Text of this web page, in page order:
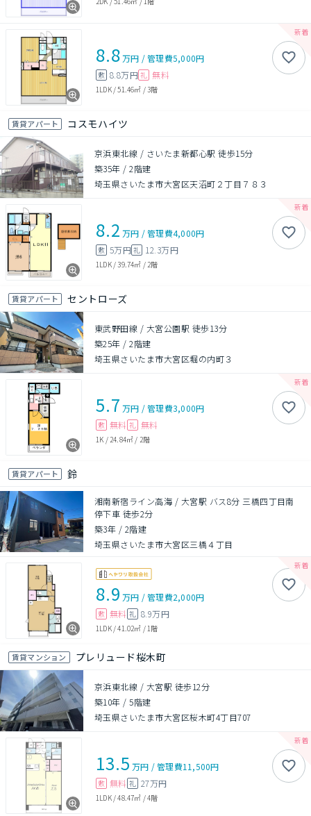
8.8万円 /管理費5,000円
敷 8.8万円 礼 無料
1LDK/51.46㎡ /3階
賃貸アパート コスモハイツ
京浜東北線 / さいたま新都心駅 徒歩15分
築35年 /2階建
埼玉県さいたま市大宮区天沼町２丁目７８３
8.2 万円 /管理費4,000円
敷 5万円礼 12.3万円
1LDK/39.74㎡ / 2階
賃貸アパート セントローズ
東武野田線 / 大宮公園駅 徒歩13分
築25年 /2階建
埼玉県さいたま市大宮区堀の内町３
5.7 万円 /管理費3,000円
敷 無料 礼 無料
1K / 24.84㎡ / 2階
賃貸アパート 鈴
湘南新宿ライン高海 / 大宮駅 バス8分 三橋四丁目南
停下車 徒歩2分
築3年 / 2階建
埼玉県さいたま市大宮区三橋４丁目
8.9 万円 /管理費2,000円
敷 無料 礼 8.9万円
1LDK/41.02㎡ /1階
賃貸マンション プレリュード桜木町
京浜東北線 / 大宮駅 徒歩12分
築10年 /5階建
埼玉県さいたま市大宮区桜木町4丁目707
13.5 万円 /管理費11,500円
敷 無料 礼 27万円
1LDK/48.47㎡ /4階